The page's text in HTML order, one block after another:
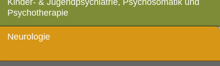
Kinder- & Jugendpsychiatrie, Psychosomatik und
Psychotherapie
Neurologie